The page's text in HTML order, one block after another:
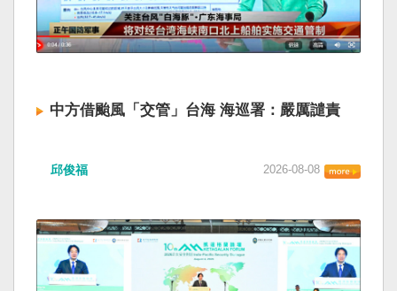
中方借颱風「交管」台海 海巡署：嚴厲譴責
邱俊福 2026-08-08